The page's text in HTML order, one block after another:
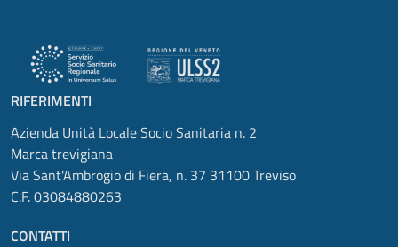
RIFERIMENTI
Azienda Unità Locale Socio Sanitaria n. 2
Marca trevigiana
Via Sant'Ambrogio di Fiera, n. 37 31100 Treviso
C.F. 03084880263
CONTATTI